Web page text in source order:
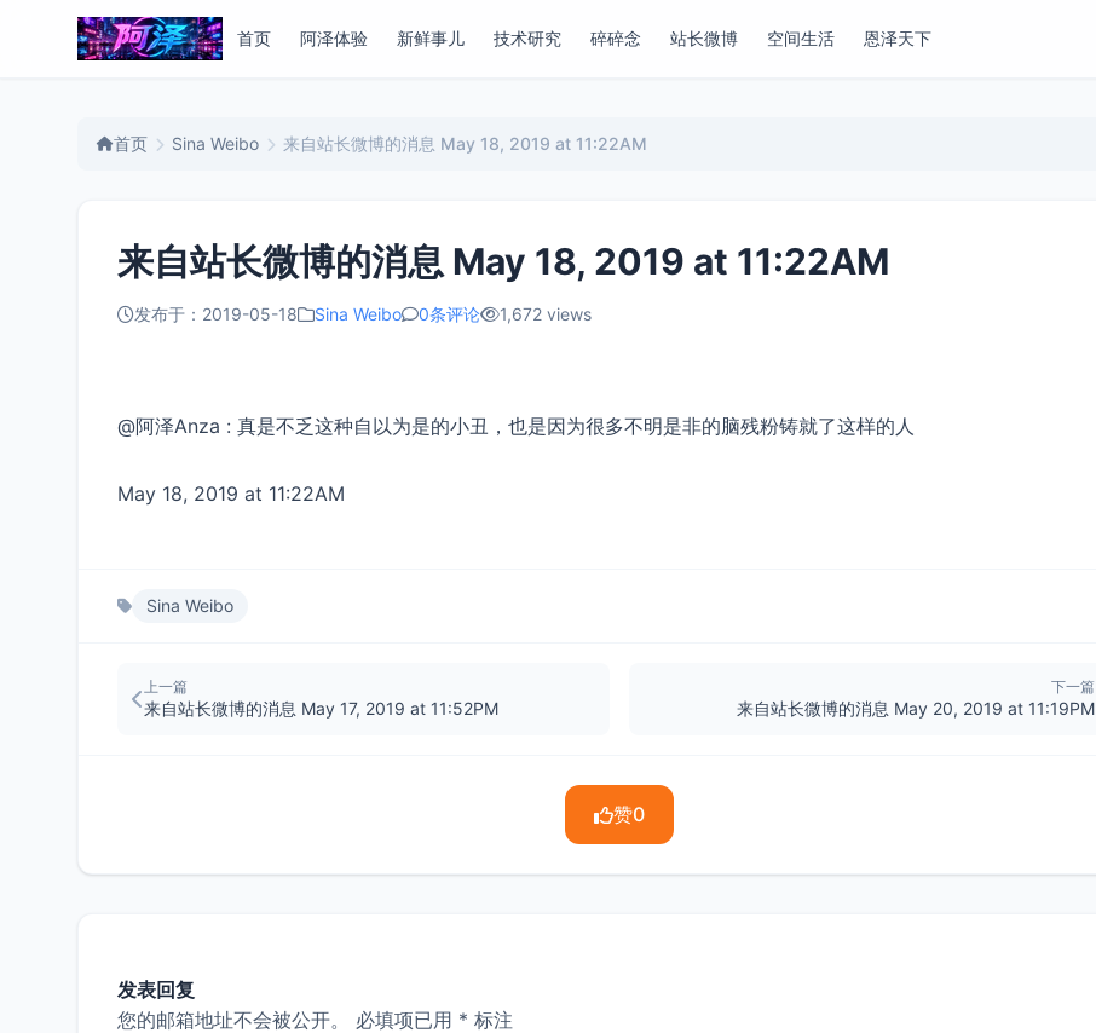
首页 阿泽体验 新鲜事儿 技术研究 碎碎念 站长微博 空间生活 恩泽天下
首页 Sina Weibo 来自站长微博的消息 May 18, 2019 at 11:22AM
来自站长微博的消息 May 18, 2019 at 11:22AM
发布于：2019-05-18 Sina Weibo 0条评论 1,672 views
@阿泽Anza : 真是不乏这种自以为是的小丑，也是因为很多不明是非的脑残粉铸就了这样的人
May 18, 2019 at 11:22AM
Sina Weibo
上一篇
来自站长微博的消息 May 17, 2019 at 11:52PM
下一篇
来自站长微博的消息 May 20, 2019 at 11:19PM
赞0
发表回复
您的邮箱地址不会被公开。
必填项已用 * 标注